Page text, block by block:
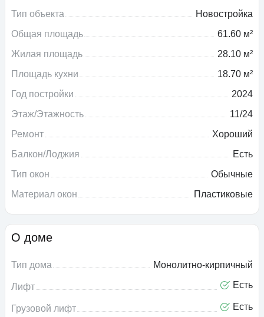
Тип объекта
Новостройка
Общая площадь
61.60 м²
Жилая площадь
28.10 м²
Площадь кухни
18.70 м²
Год постройки
2024
Этаж/Этажность
11/24
Ремонт
Хороший
Балкон/Лоджия
Есть
Тип окон
Обычные
Материал окон
Пластиковые
О доме
Тип дома Монолитно-кирпичный
Лифт Есть
Грузовой лифт Есть